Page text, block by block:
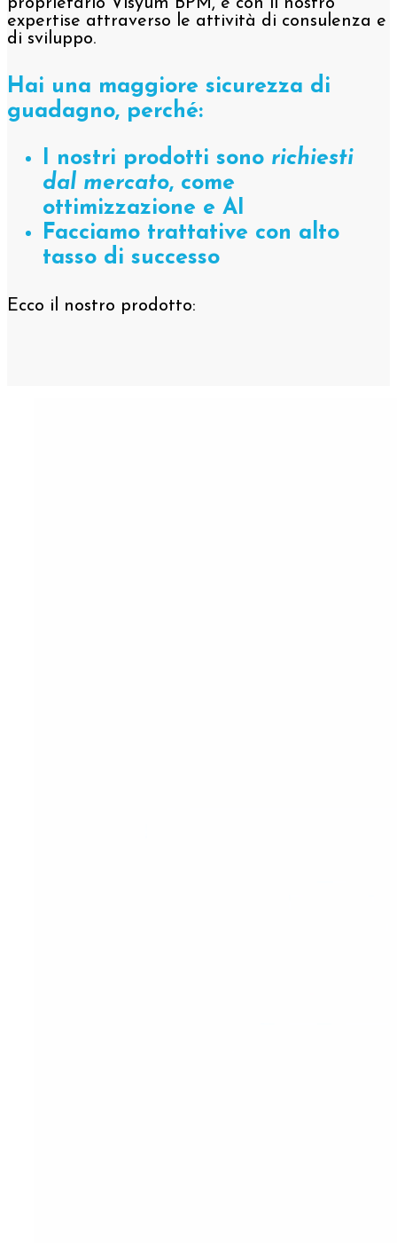
proprietario Visyum BPM, e con il nostro
expertise attraverso le attività di consulenza e
di sviluppo.
Hai una maggiore sicurezza di
guadagno, perché:
I nostri prodotti sono richiesti
dal mercato, come
ottimizzazione e AI
Facciamo trattative con alto
tasso di successo
Ecco il nostro prodotto: